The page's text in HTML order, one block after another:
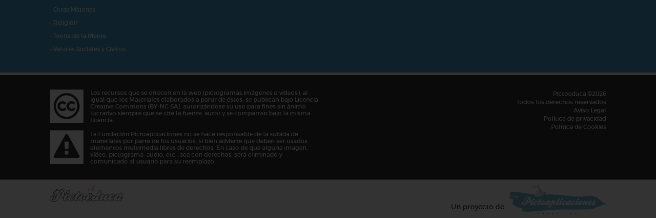
- Otras Materias
- Religión
- Teoría de la Mente
- Valores Sociales y Cívicos
Los recursos que se ofrecen en la web (pictogramas,imágenes o vídeos), al
igual que los Materiales elaborados a partir de éstos, se publican bajo Licencia
Creative Commons (BY-NC-SA), autorizándose su uso para fines sin ánimo
lucrativo siempre que se cite la fuente, autor y se compartan bajo la misma
licencia.
La Fundación Pictoaplicaciones no se hace responsable de la subida de
materiales por parte de los usuarios, si bien advierte que deben ser usados
elementos multimedia libres de derechos. En caso de que alguna imagen,
vídeo, pictograma, audio, etc… sea con derechos, será eliminado y
comunicado al usuario para su reemplazo.
Pictoeduca ©2026
Todos los derechos reservados
Aviso Legal
Política de privacidad
Política de Cookies
Un proyecto de